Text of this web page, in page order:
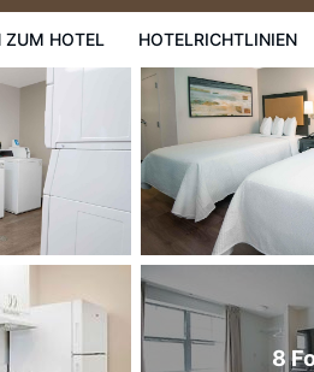
ZUM HOTEL HOTELRICHTLINIEN
8